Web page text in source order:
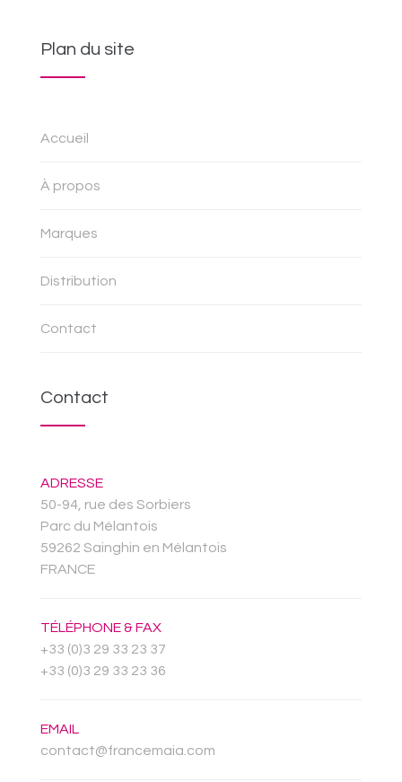
Plan du site
Accueil
À propos
Marques
Distribution
Contact
Contact
ADRESSE
50-94, rue des Sorbiers
Parc du Mélantois
59262 Sainghin en Mélantois
FRANCE
TÉLÉPHONE & FAX
+33 (0)3 29 33 23 37
+33 (0)3 29 33 23 36
EMAIL
contact@francemaia.com